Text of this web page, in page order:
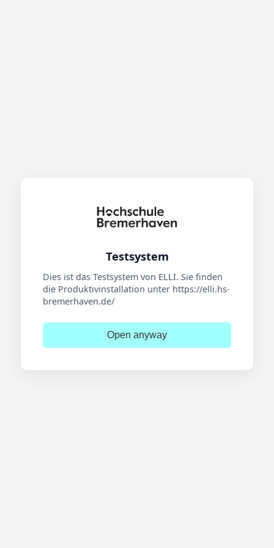
Testsystem
Dies ist das Testsystem von ELLI. Sie finden
die Produktivinstallation unter https://elli.hs-
bremerhaven.de/
Open anyway